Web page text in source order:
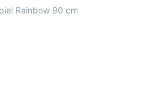
Rainbow 90 cm